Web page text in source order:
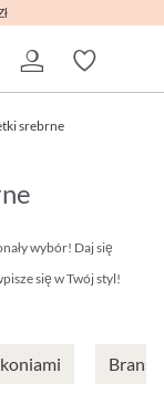
srebrne
wybór! Daj się
się w Twój styl!